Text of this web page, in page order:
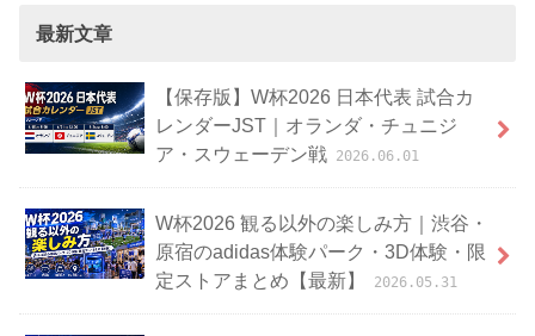
最新文章
【保存版】W杯2026 日本代表 試合カ
レンダーJST｜オランダ・チュニジ
ア・スウェーデン戦 2026.06.01
W杯2026 観る以外の楽しみ方｜渋谷・
原宿のadidas体験パーク・3D体験・限
定ストアまとめ【最新】
2026.05.31